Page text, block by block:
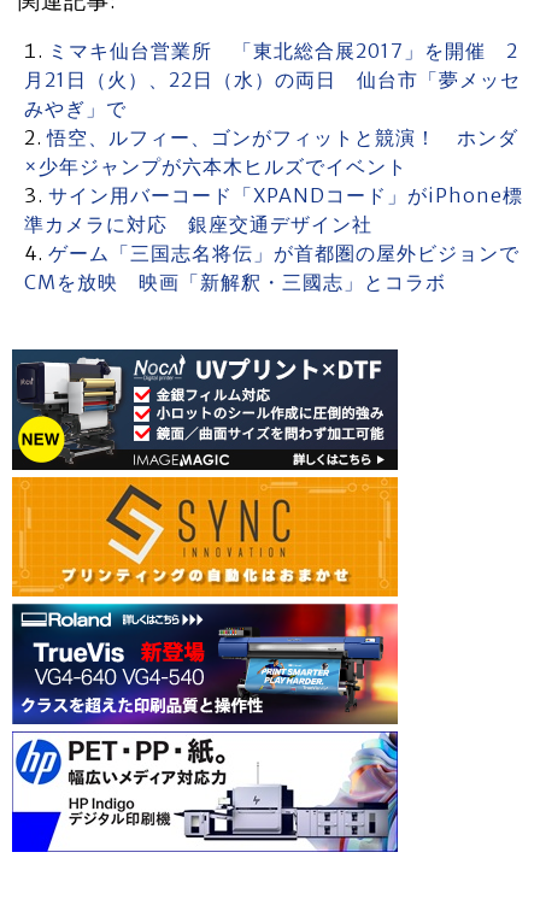
ミマキ仙台営業所 「東北総合展2017」を開催 2
月21日（火）、22日（水）の両日 仙台市「夢メッセ
みやぎ」で
悟空、ルフィー、ゴンがフィットと競演！ ホンダ
×少年ジャンプが六本木ヒルズでイベント
サイン用バーコード「XPANDコード」がiPhone標
準カメラに対応 銀座交通デザイン社
ゲーム「三国志名将伝」が首都圏の屋外ビジョンで
CMを放映 映画「新解釈・三國志」とコラボ